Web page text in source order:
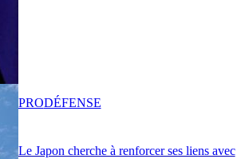
Le Japon cherche à renforcer ses liens avec
PRODÉFENSE